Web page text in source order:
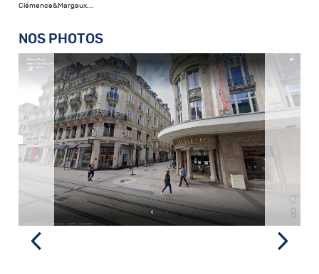
Clémence&Margaux...
NOS PHOTOS